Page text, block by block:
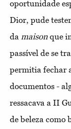
oportunidade
Dior, pude
da maison que
passível de se
permitia fechar
documentos -
ressacava a II
de beleza como